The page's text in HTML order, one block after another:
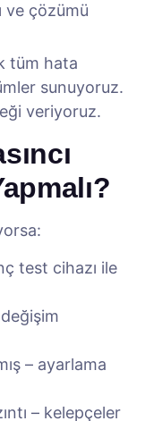
ve çözümü
tüm hata
sunuyoruz.
veriyoruz.
test cihazı ile
değişim
– ayarlama
– kelepçeler